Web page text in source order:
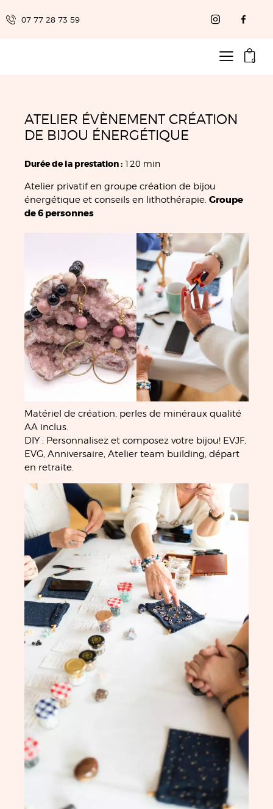
07 77 28 73 59
0
ATELIER ÉVÈNEMENT CRÉATION
DE BIJOU ÉNERGÉTIQUE
Durée de la prestation : 120 min
Atelier privatif en groupe création de bijou
énergétique et conseils en lithothérapie. Groupe
de 6 personnes
Matériel de création, perles de minéraux qualité
AA inclus.
DIY : Personnalisez et composez votre bijou! EVJF,
EVG, Anniversaire, Atelier team building, départ
en retraite.